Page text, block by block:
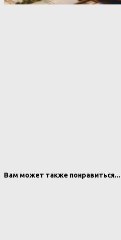
Вам может также понравиться...